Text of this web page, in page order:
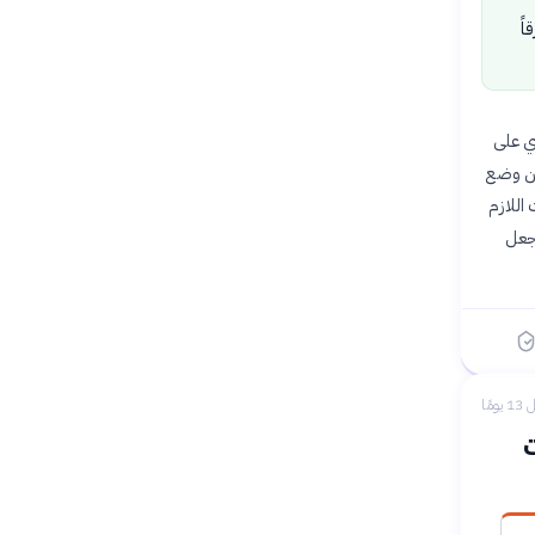
على
فوفقاً لـ «سكاي نيوز عربية» في 9 يونيو 2026، يمكن وضع